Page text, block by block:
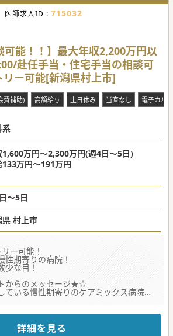
医師求人ID : 715032
可能！！】最大年収2,200万円以
赴任手当・住宅手当の相談可
ー可能[新潟県村上市]
費補助) 高額給与 土日休み 当直なし 電子カルテ
系
1,600万円～2,300万円(週4日～5日)
133万円～191万円
考≫
勤務＋週1回の当直手当：2,250万円
～5日
新潟県 村上市
ー可能！
期寄りの病院！
な目！
からのメッセージ★☆
ている慢性期寄りのケアミックス病院。
かで地域住民の皆さますべてに
だける先生からのご連絡、お待ちしてお
詳細を見る